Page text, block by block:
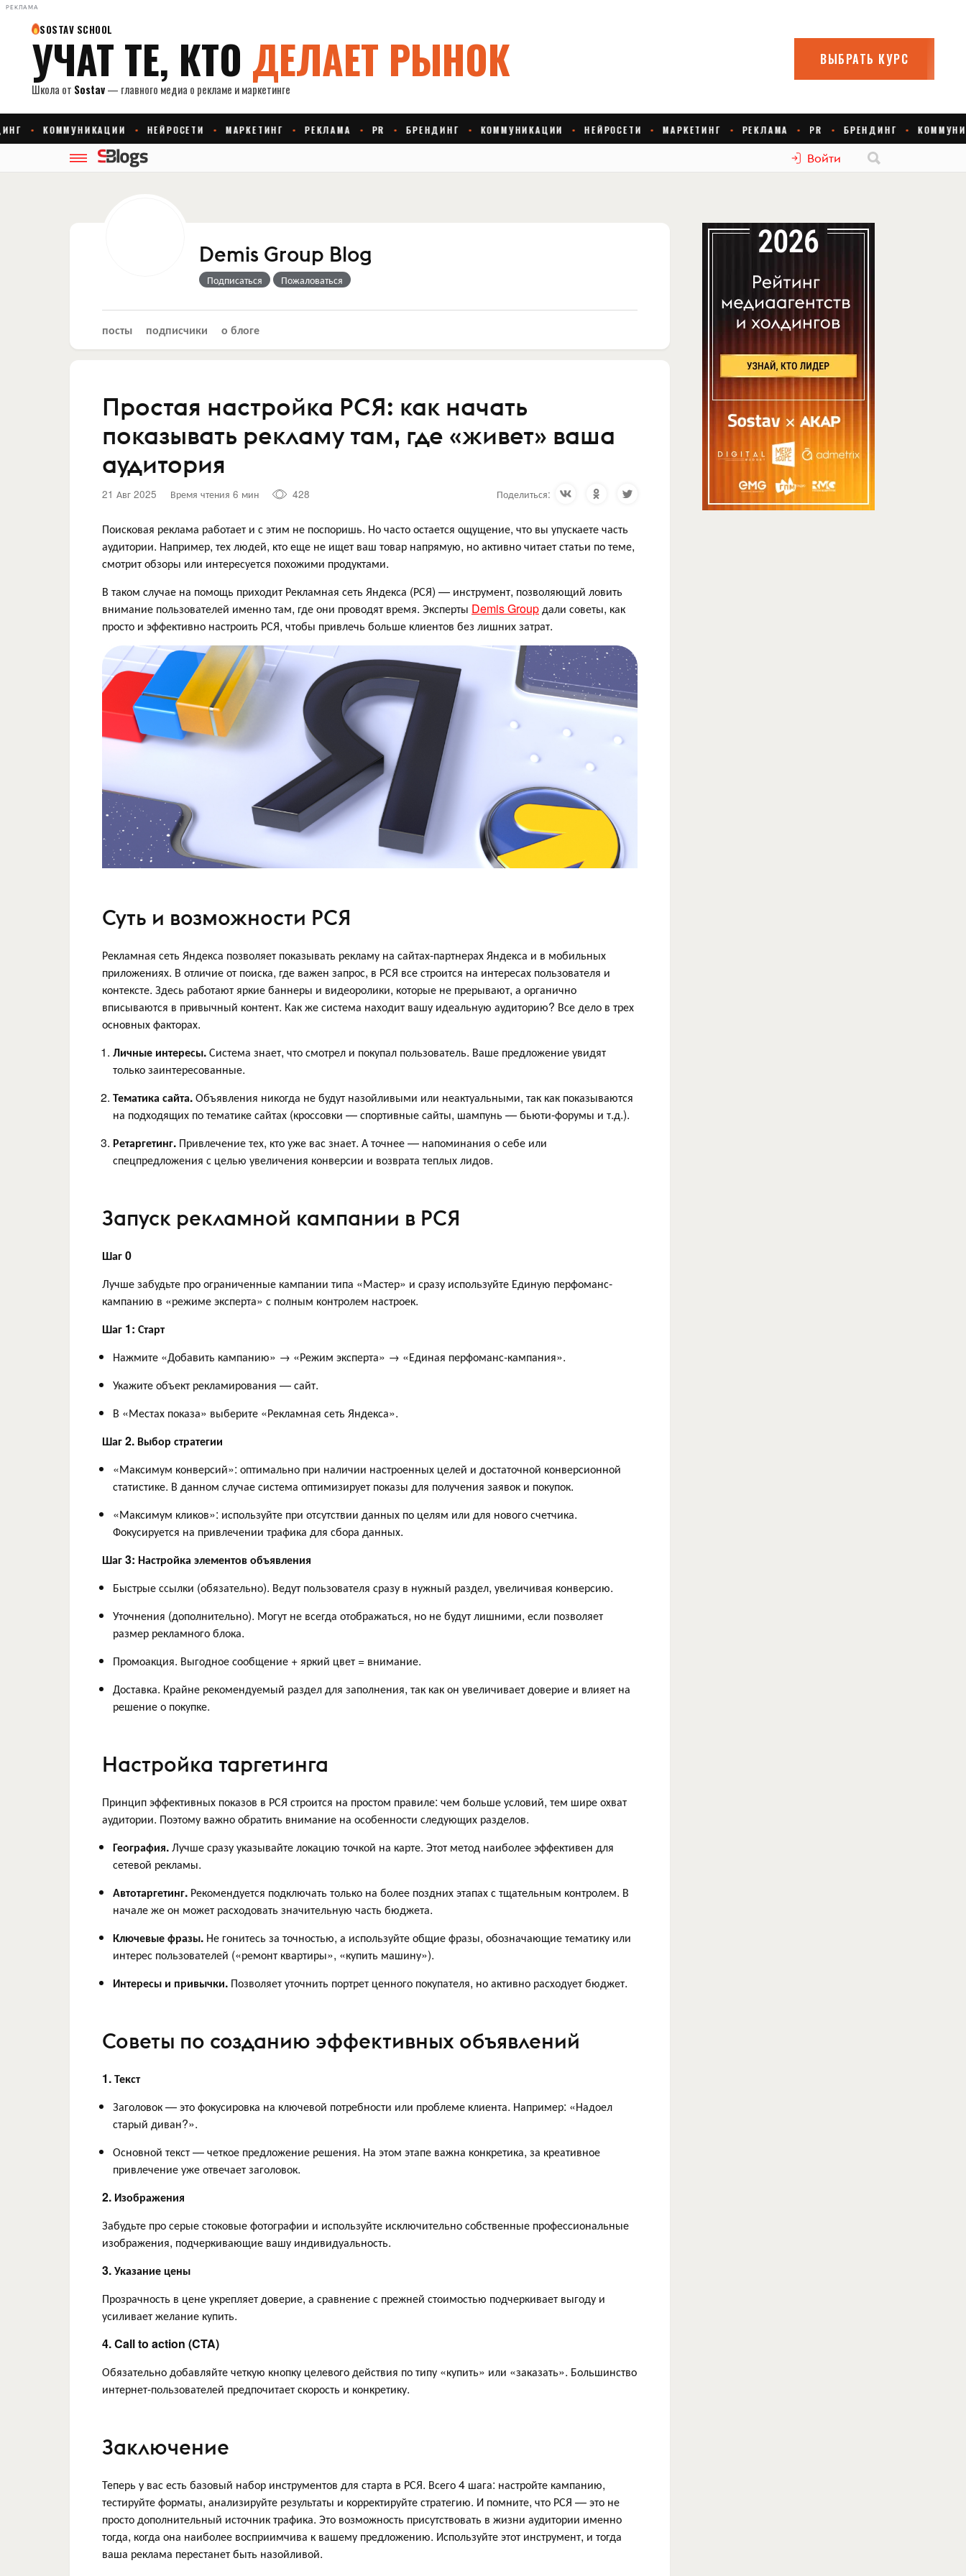
РЕКЛАМА
Войти
Demis Group Blog
Подписаться Пожаловаться
посты подписчики о блоге
Простая настройка РСЯ: как начать
показывать рекламу там, где «живет» ваша
аудитория
21 Авг 2025 Время чтения 6 мин 428 Поделиться:
Поисковая реклама работает и с этим не поспоришь. Но часто остается ощущение, что вы упускаете часть
аудитории. Например, тех людей, кто еще не ищет ваш товар напрямую, но активно читает статьи по теме,
смотрит обзоры или интересуется похожими продуктами.
В таком случае на помощь приходит Рекламная сеть Яндекса (РСЯ) — инструмент, позволяющий ловить
внимание пользователей именно там, где они проводят время. Эксперты Demis Groupдали советы, как
просто и эффективно настроить РСЯ, чтобы привлечь больше клиентов без лишних затрат.
Суть и возможности РСЯ
Рекламная сеть Яндекса позволяет показывать рекламу на сайтах-партнерах Яндекса и в мобильных
приложениях. В отличие от поиска, где важен запрос, в РСЯ все строится на интересах пользователя и
контексте. Здесь работают яркие баннеры и видеоролики, которые не прерывают, а органично
вписываются в привычный контент. Как же система находит вашу идеальную аудиторию? Все дело в трех
основных факторах.
Личные интересы.Система знает, что смотрел и покупал пользователь. Ваше предложение увидят
только заинтересованные.
Тематика сайта.Объявления никогда не будут назойливыми или неактуальными, так как показываются
на подходящих по тематике сайтах (кроссовки — спортивные сайты, шампунь — бьюти-форумы и т.д.).
Ретаргетинг. Привлечение тех, кто уже вас знает. А точнее — напоминания о себе или
спецпредложения с целью увеличения конверсии и возврата теплых лидов.
Запуск рекламной кампании в РСЯ
Шаг 0
Лучше забудьте про ограниченные кампании типа «Мастер» и сразу используйте Единую перфоманс-
кампанию в «режиме эксперта» с полным контролем настроек.
Шаг 1: Старт
Нажмите «Добавить кампанию» → «Режим эксперта» → «Единая перфоманс-кампания».
Укажите объект рекламирования — сайт.
В «Местах показа» выберите «Рекламная сеть Яндекса».
Шаг 2. Выбор стратегии
«Максимум конверсий»: оптимально при наличии настроенных целей и достаточной конверсионной
статистике. В данном случае система оптимизирует показы для получения заявок и покупок.
«Максимум кликов»: используйте при отсутствии данных по целям или для нового счетчика.
Фокусируется на привлечении трафика для сбора данных.
Шаг 3: Настройка элементов объявления
Быстрые ссылки (обязательно). Ведут пользователя сразу в нужный раздел, увеличивая конверсию.
Уточнения (дополнительно). Могут не всегда отображаться, но не будут лишними, если позволяет
размер рекламного блока.
Промоакция. Выгодное сообщение + яркий цвет = внимание.
Доставка. Крайне рекомендуемый раздел для заполнения, так как он увеличивает доверие и влияет на
решение о покупке.
Настройка таргетинга
Принцип эффективных показов в РСЯ строится на простом правиле: чем больше условий, тем шире охват
аудитории. Поэтому важно обратить внимание на особенности следующих разделов.
География.Лучше сразу указывайте локацию точкой на карте. Этот метод наиболее эффективен для
сетевой рекламы.
Автотаргетинг. Рекомендуется подключать только на более поздних этапах с тщательным контролем. В
начале же он может расходовать значительную часть бюджета.
Ключевые фразы. Не гонитесь за точностью, а используйте общие фразы, обозначающие тематику или
интерес пользователей («ремонт квартиры», «купить машину»).
Интересы и привычки. Позволяет уточнить портрет ценного покупателя, но активно расходует бюджет.
Советы по созданию эффективных объявлений
1. Текст
Заголовок — это фокусировка на ключевой потребности или проблеме клиента. Например: «Надоел
старый диван?».
Основной текст — четкое предложение решения. На этом этапе важна конкретика, за креативное
привлечение уже отвечает заголовок.
2. Изображения
Забудьте про серые стоковые фотографии и используйте исключительно собственные профессиональные
изображения, подчеркивающие вашу индивидуальность.
3. Указание цены
Прозрачность в цене укрепляет доверие, а сравнение с прежней стоимостью подчеркивает выгоду и
усиливает желание купить.
4. Call to action (CTA)
Обязательно добавляйте четкую кнопку целевого действия по типу «купить» или «заказать». Большинство
интернет-пользователей предпочитает скорость и конкретику.
Заключение
Теперь у вас есть базовый набор инструментов для старта в РСЯ. Всего 4 шага: настройте кампанию,
тестируйте форматы, анализируйте результаты и корректируйте стратегию. И помните, что РСЯ — это не
просто дополнительный источник трафика. Это возможность присутствовать в жизни аудитории именно
тогда, когда она наиболее восприимчива к вашему предложению. Используйте этот инструмент, и тогда
ваша реклама перестанет быть назойливой.